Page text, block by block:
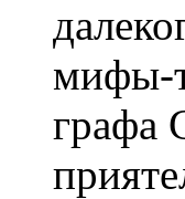
мифы-
графа